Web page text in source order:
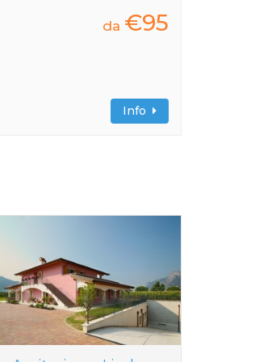
da €95
Info